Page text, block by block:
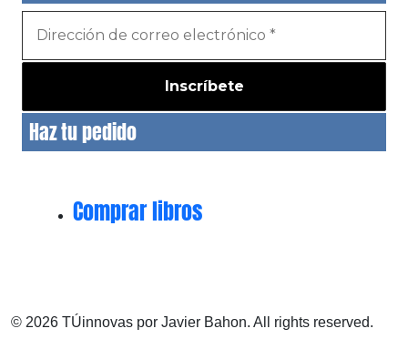
Haz tu pedido
Comprar libros
© 2026 TÚinnovas por Javier Bahon. All rights reserved.